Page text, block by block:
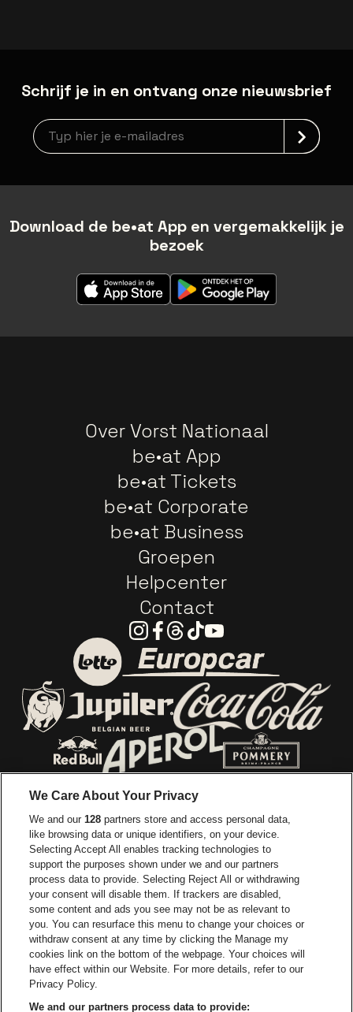
Schrijf je in en ontvang onze nieuwsbrief
Nieuwsbrief aanmelding
Download de be•at App en vergemakkelijk je
bezoek
Over Vorst Nationaal
be•at App
be•at Tickets
be•at Corporate
be•at Business
Groepen
Helpcenter
Contact
Instagram
Facebook
Threads
TiktokYoutube
Ga naar de website van Lotto
Ga naar de website van
Ga naar de website van JupilerGa naar de
Ga naar de website van Red BullGa naar de
Ga naar de website van Het logo van
Ga naar de
Ga naar de website van Croky
Ga naar de website van
Ga naar de website van Le Soir
Ga naar de
Ga naar de website van
Vorst Nationaal is een deel van be•at
Vorst Nationaal
We Care About Your Privacy
We and our128 partners store and access personal data,
like browsing data or unique identifiers, on your device.
Selecting Accept All enables tracking technologies to
support the purposes shown under we and our partners
process data to provide. Selecting Reject All or withdrawing
your consent will disable them. If trackers are disabled,
some content and ads you see may not be as relevant to
you. You can resurface this menu to change your choices or
withdraw consent at any time by clicking the Manage my
cookies link on the bottom of the webpage. Your choices will
have effect within our Website. For more details, refer to our
Privacy Policy.
We and our partners process data to provide: